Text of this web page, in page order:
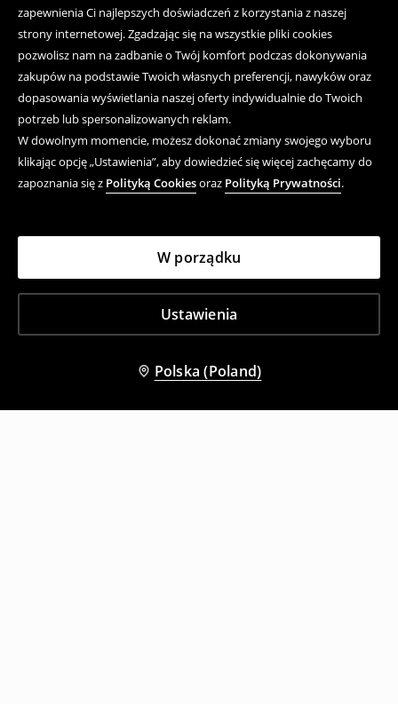
zapewnienia Ci najlepszych doświadczeń z korzystania z naszej
strony internetowej. Zgadzając się na wszystkie pliki cookies
pozwolisz nam na zadbanie o Twój komfort podczas dokonywania
zakupów na podstawie Twoich własnych preferencji, nawyków oraz
dopasowania wyświetlania naszej oferty indywidualnie do Twoich
potrzeb lub spersonalizowanych reklam.
W dowolnym momencie, możesz dokonać zmiany swojego wyboru
klikając opcję „Ustawienia”, aby dowiedzieć się więcej zachęcamy do
zapoznania się z Polityką Cookiesoraz Polityką Prywatności.
Ustawienia
W porządku
Polska (Poland)